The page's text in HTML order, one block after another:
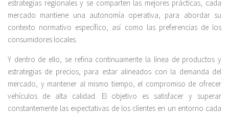
estrategias regionales y se comparten las mejores prácticas, cada
mercado mantiene una autonomía operativa, para abordar su
contexto normativo específico, así como las preferencias de los
consumidores locales.
Y dentro de ello, se refina continuamente la línea de productos y
estrategias de precios, para estar alineados con la demanda del
mercado, y mantener al mismo tiempo, el compromiso de ofrecer
vehículos de alta calidad. El objetivo es satisfacer y superar
constantemente las expectativas de los clientes en un entorno cada